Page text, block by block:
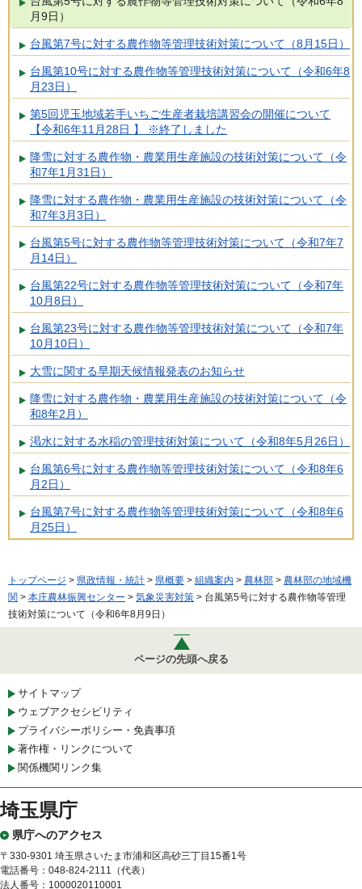
月9日）
台風第7号に対する農作物等管理技術対策について（8月15日）
台風第10号に対する農作物等管理技術対策について（令和6年8
月23日）
第5回児玉地域若手いちご生産者栽培講習会の開催について
【令和6年11月28日 】 ※終了しました
降雪に対する農作物・農業用生産施設の技術対策について（令
和7年1月31日）
降雪に対する農作物・農業用生産施設の技術対策について（令
和7年3月3日）
台風第5号に対する農作物等管理技術対策について（令和7年7
月14日）
台風第22号に対する農作物等管理技術対策について（令和7年
10月8日）
台風第23号に対する農作物等管理技術対策について（令和7年
10月10日）
大雪に関する早期天候情報発表のお知らせ
降雪に対する農作物・農業用生産施設の技術対策について（令
和8年2月）
渇水に対する水稲の管理技術対策について（令和8年5月26日）
台風第6号に対する農作物等管理技術対策について（令和8年6
月2日）
台風第7号に対する農作物等管理技術対策について（令和8年6
月25日）
トップページ > 県政情報・統計 > 県概要 > 組織案内 > 農林部 > 農林部の地域機
関 > 本庄農林振興センター > 気象災害対策 > 台風第5号に対する農作物等管理
技術対策について（令和6年8月9日）
ページの先頭へ戻る
サイトマップ
ウェブアクセシビリティ
プライバシーポリシー・免責事項
著作権・リンクについて
関係機関リンク集
埼玉県庁
県庁へのアクセス
〒330-9301 埼玉県さいたま市浦和区高砂三丁目15番1号
電話番号：048-824-2111（代表）
法人番号：1000020110001